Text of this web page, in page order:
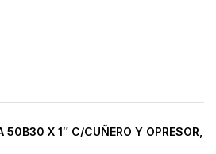
50B30 X 1″ C/CUÑERO Y OPRESOR,